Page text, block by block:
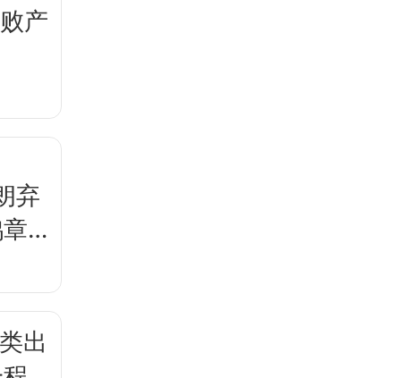
产
弃
出